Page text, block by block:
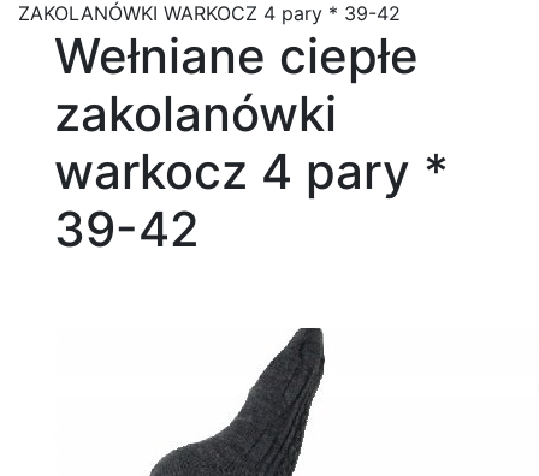
ZAKOLANÓWKI WARKOCZ 4 pary * 39-42
Wełniane ciepłe
zakolanówki
warkocz 4 pary *
39-42